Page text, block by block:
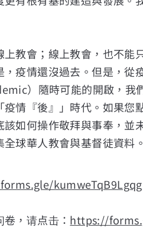
教會；線上教會，也不
，疫情還沒過去。但是，
）隨時可能的開啟，我
情『後』」時代。如果
如何操作敬拜與事奉，
球華人教會與基督徒資料
，请点击： https://